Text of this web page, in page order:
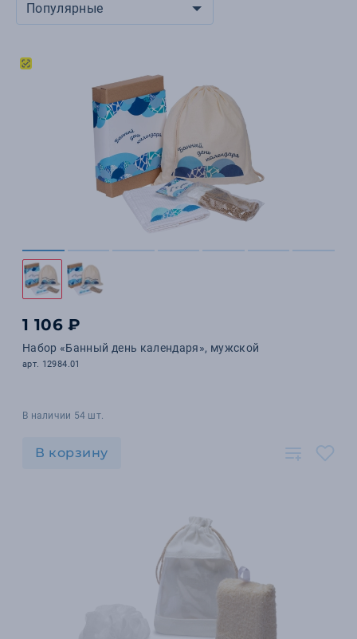
Популярные
1 106 ₽
Набор «Банный день календаря», мужской
арт. 12984.01
В наличии 54 шт.
В корзину